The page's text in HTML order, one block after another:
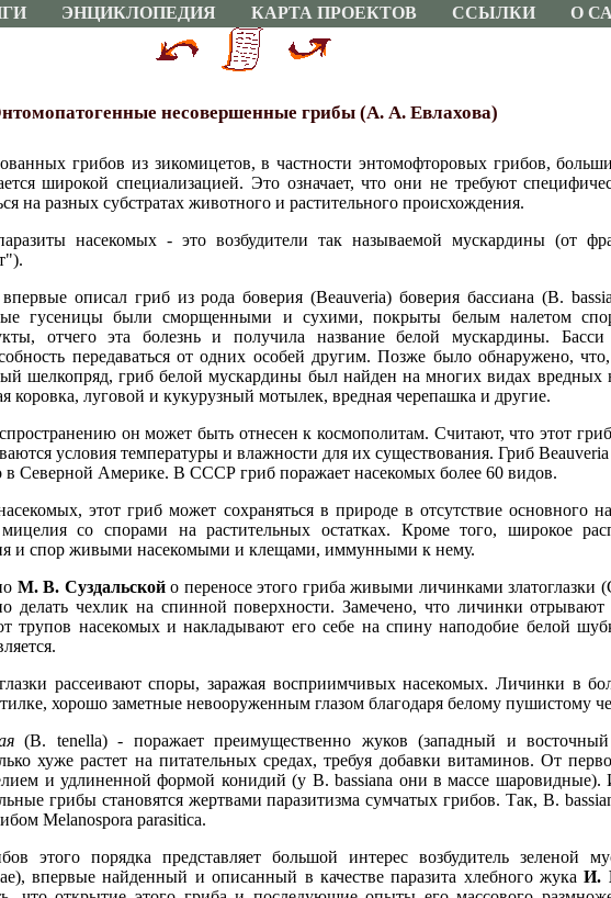
ЭНЦИКЛОПЕДИЯ КАРТА ПРОЕКТОВ ССЫЛКИ О
несовершенные грибы (А. А. Евлахова)
грибов из зикомицетов, в частности энтомофторовых грибов,
широкой специализацией. Это означает, что они не требуют
на разных субстратах животного и растительного происхождения.
насекомых - это возбудители так называемой мускардины (от
описал гриб из рода боверия (Beauveria) боверия бассиана (В.
гусеницы были сморщенными и сухими, покрыты белым налетом
отчего эта болезнь и получила название белой мускардины. Басси
передаваться от одних особей другим. Позже было обнаружено,
шелкопряд, гриб белой мускардины был найден на многих видах вредных
коровка, луговой и кукурузный мотылек, вредная черепашка и другие.
он может быть отнесен к космополитам. Считают, что этот
условия температуры и влажности для их существования. Гриб
в Северной Америке. В СССР гриб поражает насекомых более 60 видов.
этот гриб может сохраняться в природе в отсутствие основного
со спорами на растительных остатках. Кроме того, широкое
и спор живыми насекомыми и клещами, иммунными к нему.
М. В. Суздальскойо переносе этого гриба живыми личинками златоглазки
делать чехлик на спинной поверхности. Замечено, что личинки
трупов насекомых и накладывают его себе на спину наподобие белой
рассеивают споры, заражая восприимчивых насекомых. Личинки в
хорошо заметные невооруженным глазом благодаря белому пушистому
(В. tenellа) - поражает преимущественно жуков (западный и
хуже растет на питательных средах, требуя добавки витаминов. От
и удлиненной формой конидий (у В. bassiana они в массе шаровидные).
грибы становятся жертвами паразитизма сумчатых грибов. Так, В.
Melanospora parasitica.
этого порядка представляет большой интерес возбудитель зеленой
впервые найденный и описанный в качестве паразита хлебного жукаИ.